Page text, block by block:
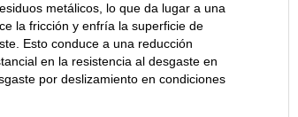
metálicos, lo que da lugar a una
la fricción y enfría la superficie de
Esto conduce a una reducción
en la resistencia al desgaste en
por deslizamiento en condiciones